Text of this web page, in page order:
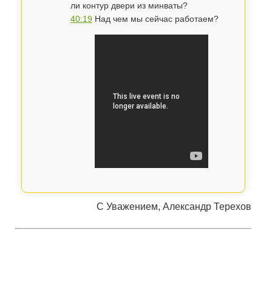
ли контур двери из минваты?
40:19 Над чем мы сейчас работаем?
С Уважением, Александр Терехов